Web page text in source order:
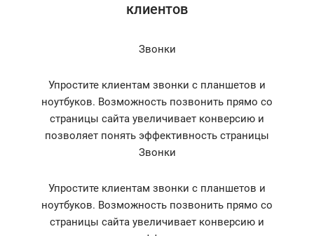
клиентов
Звонки
Упростите клиентам звонки с планшетов и
ноутбуков. Возможность позвонить прямо со
страницы сайта увеличивает конверсию и
позволяет понять эффективность страницы
Звонки
Упростите клиентам звонки с планшетов и
ноутбуков. Возможность позвонить прямо со
страницы сайта увеличивает конверсию и